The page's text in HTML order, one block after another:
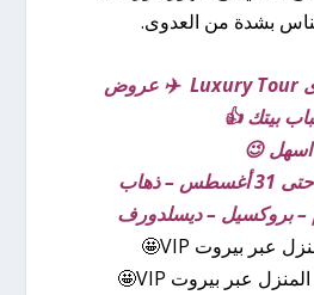
بشدة من العدوى.
آخر عروض الصيف لدى Luxury Tour ✈️ عروض
بيتك 👍
😉
– بروكسيل – ديسلدورف